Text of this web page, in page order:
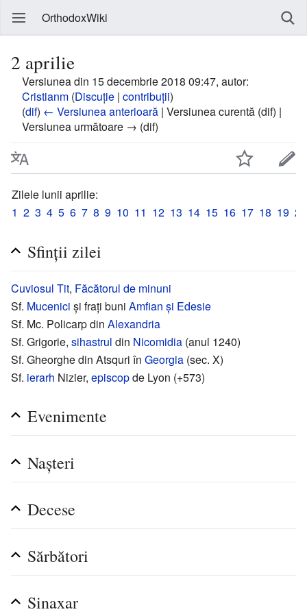
OrthodoxWiki
2 aprilie
Versiunea din 15 decembrie 2018 09:47, autor:
Cristianm (Discuție | contribuții)
(dif) ← Versiunea anterioară | Versiunea curentă (dif) |
Versiunea următoare → (dif)
Zilele lunii aprilie:
1 2 3 4 5 6 7 8 9 10 11 12 13 14 15 16 17 18 19 20
Sfinții zilei
Cuviosul Tit, Făcătorul de minuni
Sf. Mucenici și frați buni Amfian și Edesie
Sf. Mc. Policarp din Alexandria
Sf. Grigorie, sihastrul din Nicomidia (anul 1240)
Sf. Gheorghe din Atsquri în Georgia (sec. X)
Sf. ierarh Nizier, episcopde Lyon (+573)
Evenimente
Nașteri
Decese
Sărbători
Sinaxar